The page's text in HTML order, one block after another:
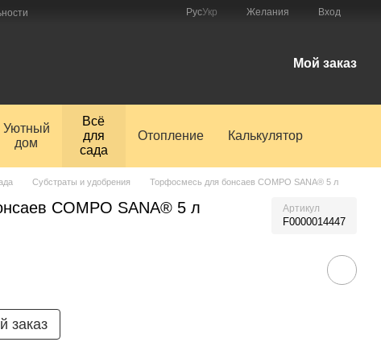
РусУкр Желания Вход
Мой заказ
Уютный
дом
Всё
для
сада
Отопление Калькулятор
Субстраты и удобрения Торфосмесь для бонсаев COMPO SANA® 5 л
COMPO SANA® 5 л Артикул
F0000014447
заказ